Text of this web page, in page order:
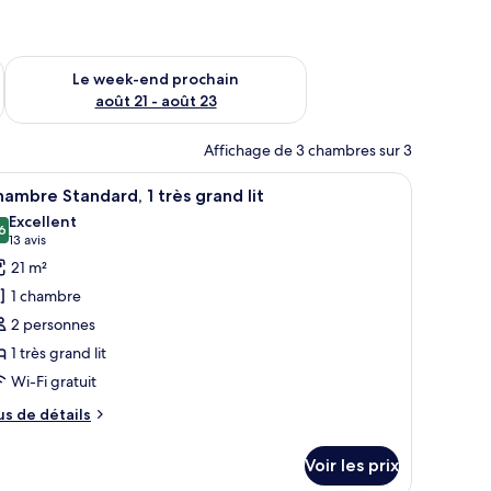
août 14 - août 16
Le week-end prochain
août 21 - août 23
Vérifier la disponibilité pour le week-end prochain août 21 -
Affichage de 3 chambres sur 3
deux tables de chevet, une chaise et une fenêtre avec des rideaux légers.
:
Une chambre d’hôtel avec un grand lit,
8 Standard, 1 très grand lit
sur 10
Excellent
13 avis
(13 avis)
21 m²
1 chambre
2 personnes
1 très grand lit
Wi-Fi gratuit
de détails
Voir les prix